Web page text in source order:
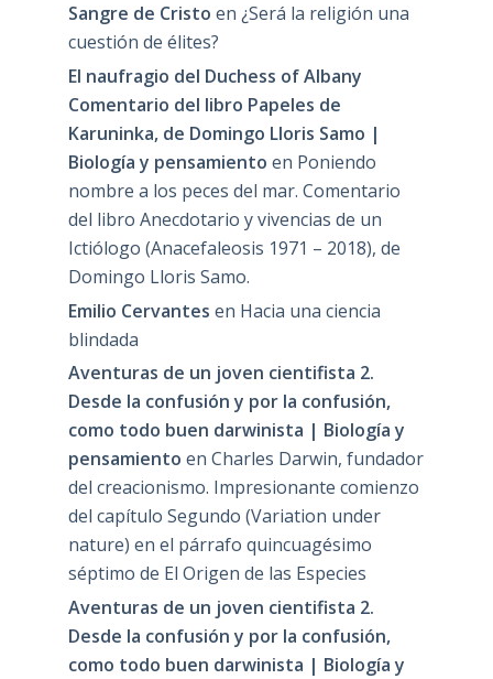
Sangre de Cristo en ¿Será la religión una
cuestión de élites?
El naufragio del Duchess of Albany
Comentario del libro Papeles de
Karuninka, de Domingo Lloris Samo |
Biología y pensamiento en Poniendo
nombre a los peces del mar. Comentario
del libro Anecdotario y vivencias de un
Ictiólogo (Anacefaleosis 1971 – 2018), de
Domingo Lloris Samo.
Emilio Cervantes en Hacia una ciencia
blindada
Aventuras de un joven cientifista 2.
Desde la confusión y por la confusión,
como todo buen darwinista | Biología y
pensamiento en Charles Darwin, fundador
del creacionismo. Impresionante comienzo
del capítulo Segundo (Variation under
nature) en el párrafo quincuagésimo
séptimo de El Origen de las Especies
Aventuras de un joven cientifista 2.
Desde la confusión y por la confusión,
como todo buen darwinista | Biología y